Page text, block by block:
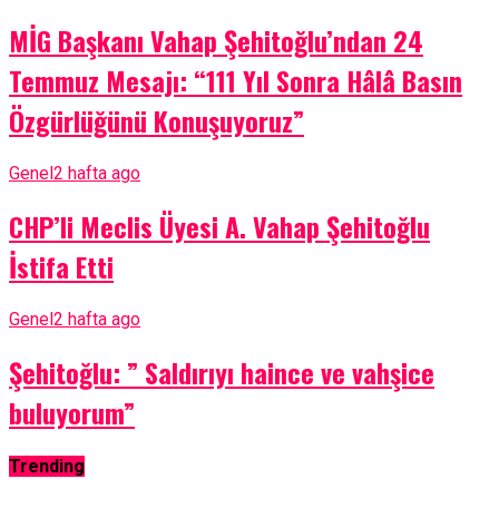
MİG Başkanı Vahap Şehitoğlu’ndan 24
Temmuz Mesajı: “111 Yıl Sonra Hâlâ Basın
Özgürlüğünü Konuşuyoruz”
Genel 2 hafta ago
CHP’li Meclis Üyesi A. Vahap Şehitoğlu
İstifa Etti
Genel2 hafta ago
Şehitoğlu: ” Saldırıyı haince ve vahşice
buluyorum”
Trending